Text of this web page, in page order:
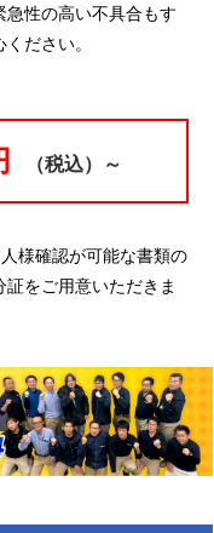
性の高い不具合もす
ださい。
（税込）～
様確認が可能な書類の
をご用意いただきま